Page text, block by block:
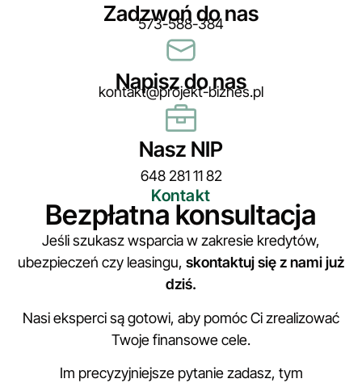
Kontakt
Bezpłatna konsultacja
Jeśli szukasz wsparcia w zakresie kredytów,
ubezpieczeń czy leasingu, skontaktuj się z nami już
dziś.
Nasi eksperci są gotowi, aby pomóc Ci zrealizować
Twoje finansowe cele.
Im precyzyjniejsze pytanie zadasz, tym
Zadzwoń do nas
573-588-384
Napisz do nas
kontakt@projekt-biznes.pl
Nasz NIP
648 281 11 82